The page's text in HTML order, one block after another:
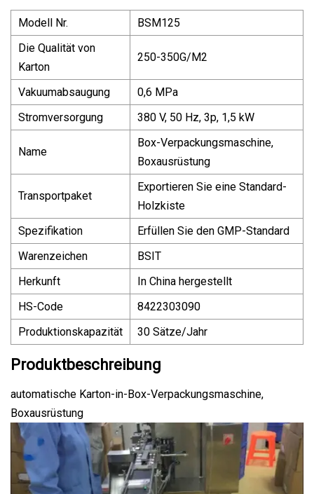
Modell Nr.
BSM125
Die Qualität von
Karton
250-350G/M2
Vakuumabsaugung
0,6 MPa
Stromversorgung
380 V, 50 Hz, 3p, 1,5 kW
Name
Box-Verpackungsmaschine,
Boxausrüstung
Transportpaket
Exportieren Sie eine Standard-
Holzkiste
Spezifikation
Erfüllen Sie den GMP-Standard
Warenzeichen
BSIT
Herkunft
In China hergestellt
HS-Code
8422303090
Produktionskapazität
30 Sätze/Jahr
Produktbeschreibung
automatische Karton-in-Box-Verpackungsmaschine,
Boxausrüstung